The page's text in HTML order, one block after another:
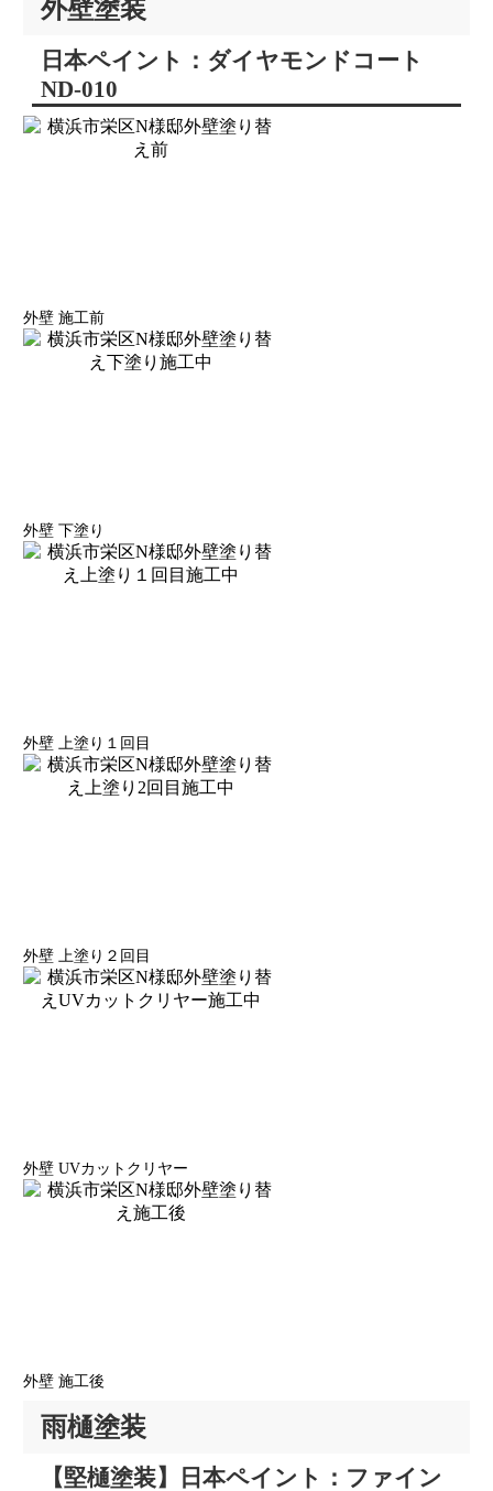
外壁塗装
日本ペイント：ダイヤモンドコート
ND-010
外壁 施工前
外壁 下塗り
外壁 上塗り１回目
外壁 上塗り２回目
外壁 UVカットクリヤー
外壁 施工後
雨樋塗装
【堅樋塗装】日本ペイント：ファイン